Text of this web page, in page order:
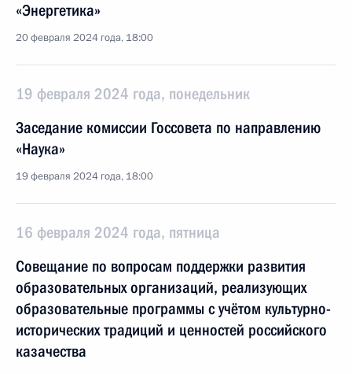
«Энергетика»
20 февраля 2024 года, 18:00
19 февраля 2024 года, понедельник
Заседание комиссии Госсовета по направлению
«Наука»
19 февраля 2024 года, 18:00
16 февраля 2024 года, пятница
Совещание по вопросам поддержки развития
образовательных организаций, реализующих
образовательные программы с учётом культурно-
исторических традиций и ценностей российского
казачества